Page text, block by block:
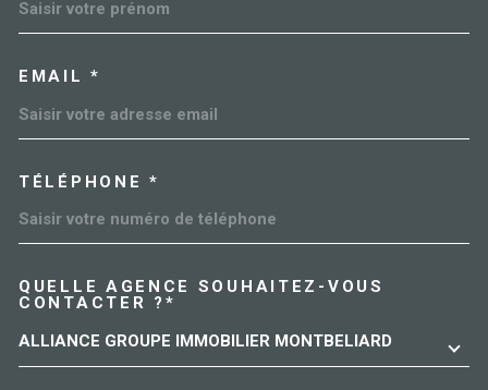
EMAIL *
TÉLÉPHONE *
QUELLE AGENCE SOUHAITEZ-VOUS
CONTACTER ?*
ALLIANCE GROUPE IMMOBILIER MONTBELIARD